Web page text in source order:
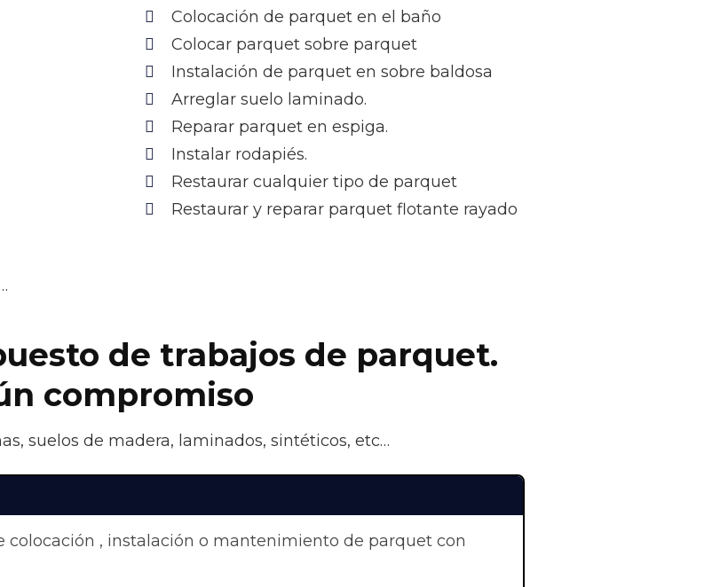
Colocación de parquet en el baño
Colocar parquet sobre parquet
Instalación de parquet en sobre baldosa
Arreglar suelo laminado.
Reparar parquet en espiga.
Instalar rodapiés.
Restaurar cualquier tipo de parquet
Restaurar y reparar parquet flotante rayado
de trabajos de parquet.
compromiso
suelos de madera, laminados, sintéticos, etc…
colocación , instalación o mantenimiento de parquet con